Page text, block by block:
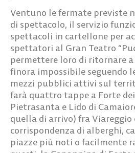
Ventuno le fermate previste
di spettacolo, il servizio
spettacoli in cartellone per
spettatori al Gran Teatro
permettere loro di ritornare a
finora impossibile seguendo
mezzi pubblici attivi sul
farà quattro tappe a Forte
Pietrasanta e Lido di
quella di arrivo) fra Viareggio
corrispondenza di alberghi,
piazze più noti o facilmente